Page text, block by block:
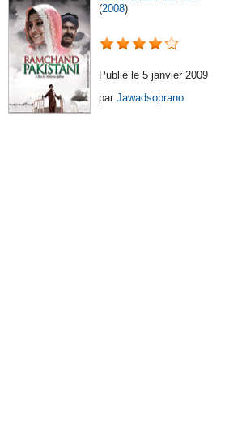
(2008)
Publié le 5 janvier 2009
par Jawadsoprano